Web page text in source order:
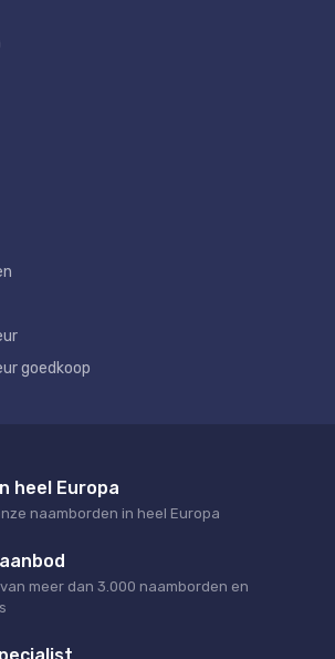
goedkoop
heel Europa
naamborden in heel Europa
meer dan 3.000 naamborden en